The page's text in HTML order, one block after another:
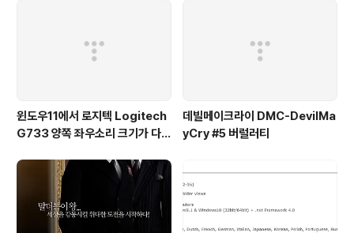
특별한 이유도 없고 계기도 없습니다...
윈도우11에서 로지텍 Logitech
G733 양쪽 좌우소리 크기가 다르
게 들려요!)
데빌메이크라이 DMC-DevilMa
yCry #5 버럴러티